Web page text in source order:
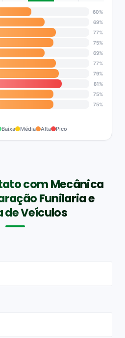
60%
69%
77%
75%
69%
77%
79%
81%
75%
75%
Baixa Média Alta Pico
com Mecânica
Funilaria e
de Veículos